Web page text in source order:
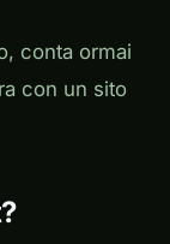
conta ormai
con un sito